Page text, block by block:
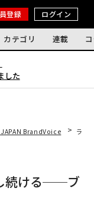
登録 ログイン
カテゴリ 連載
した
BrandVoice ラル
続ける──ブ